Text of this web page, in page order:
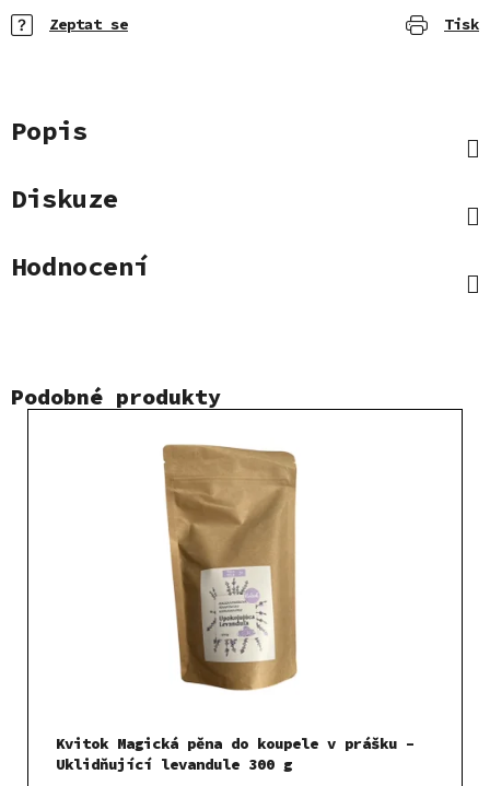
Tisk
Zeptat se
Popis
Diskuze
Hodnocení
Podobné produkty
Kvitok Magická pěna do koupele v prášku –
Uklidňující levandule 300 g